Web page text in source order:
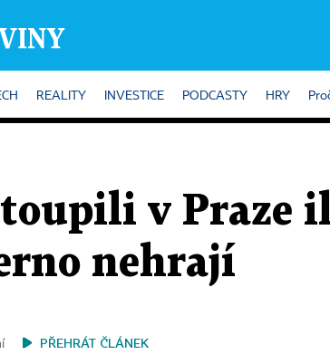
REALITY INVESTICE PODCASTY HRY
v Praze
nehrají
PŘEHRÁT ČLÁNEK